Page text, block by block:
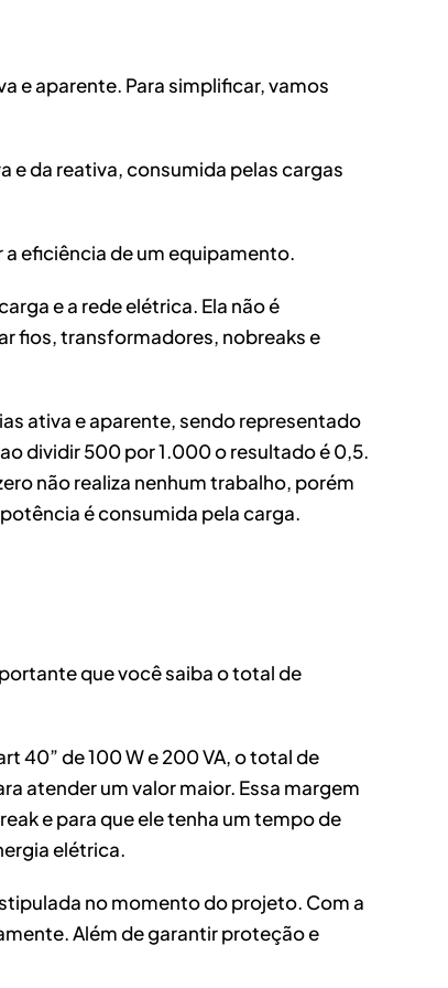
e aparente. Para simplificar, vamos
e da reativa, consumida pelas cargas
a eficiência de um equipamento.
e a rede elétrica. Ela não é
fios, transformadores, nobreaks e
ativa e aparente, sendo representado
dividir 500 por 1.000 o resultado é 0,5.
não realiza nenhum trabalho, porém
é consumida pela carga.
que você saiba o total de
40” de 100 W e 200 VA, o total de
atender um valor maior. Essa margem
e para que ele tenha um tempo de
elétrica.
no momento do projeto. Com a
Além de garantir proteção e